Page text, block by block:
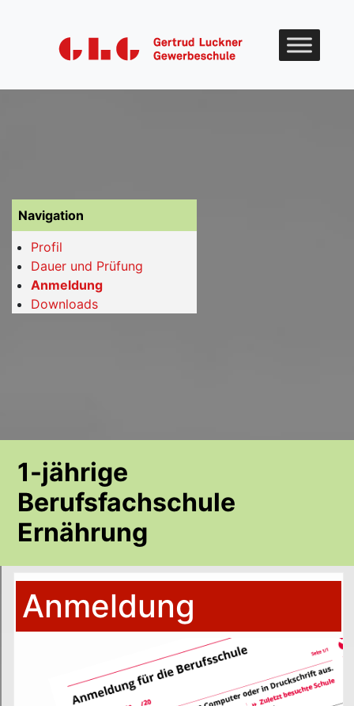
Navigation
Profil
Dauer und Prüfung
Anmeldung
Downloads
1-jährige
Berufsfachschule
Ernährung
Anmeldung